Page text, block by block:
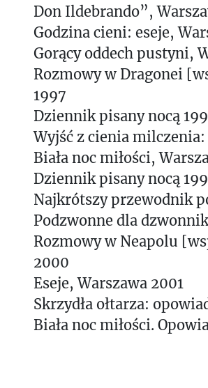
Don Ildebrando”,
Godzina cieni: eseje,
Gorący oddech pustyni,
Rozmowy w Dragonei
1997
Dziennik pisany nocą
Wyjść z cienia
Biała noc miłości,
Dziennik pisany nocą
Najkrótszy przewodnik
Podzwonne dla
Rozmowy w Neapolu
2000
Eseje, Warszawa 2001
Skrzydła ołtarza:
Biała noc miłości.